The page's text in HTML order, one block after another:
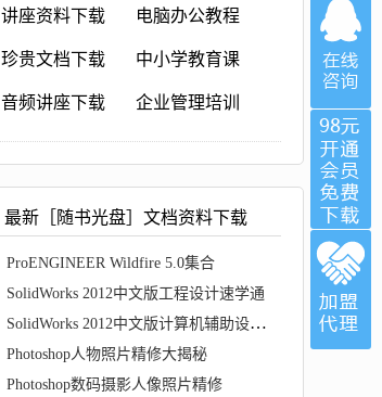
讲座资料下载 电脑办公教程
珍贵文档下载 中小学教育课
音频讲座下载 企业管理培训
最新［随书光盘］文档资料下载
ProENGINEER Wildfire 5.0集合
SolidWorks 2012中文版工程设计速学通
SolidWorks 2012中文版计算机辅助设计教程
Photoshop人物照片精修大揭秘
Photoshop数码摄影人像照片精修